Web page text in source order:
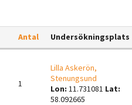
FYND PÅ
REGISTRERADE
Antal Undersökningsplats
1
Lilla Askerön,
Stenungsund
Lon: 11.731081 Lat:
58.092665